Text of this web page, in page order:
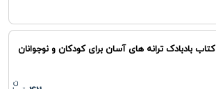
کتاب بادبادک ترانه های آسان برای کودکان و نوجوانان